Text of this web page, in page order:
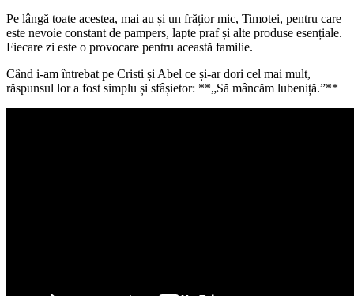
Pe lângă toate acestea, mai au și un frățior mic, Timotei, pentru care
este nevoie constant de pampers, lapte praf și alte produse esențiale.
Fiecare zi este o provocare pentru această familie.
Când i-am întrebat pe Cristi și Abel ce și-ar dori cel mai mult,
răspunsul lor a fost simplu și sfâșietor: **„Să mâncăm lubeniță.”**